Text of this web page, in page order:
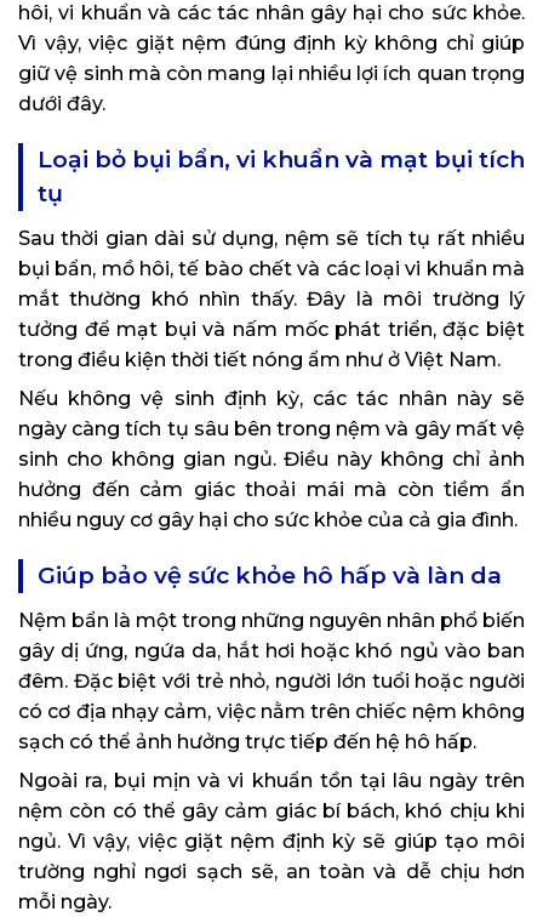
hôi, vi khuẩn và các tác nhân gây hại cho sức khỏe.
Vì vậy, việc giặt nệm đúng định kỳ không chỉ giúp
giữ vệ sinh mà còn mang lại nhiều lợi ích quan trọng
dưới đây.
Loại bỏ bụi bẩn, vi khuẩn và mạt bụi tích
tụ
Sau thời gian dài sử dụng, nệm sẽ tích tụ rất nhiều
bụi bẩn, mồ hôi, tế bào chết và các loại vi khuẩn mà
mắt thường khó nhìn thấy. Đây là môi trường lý
tưởng để mạt bụi và nấm mốc phát triển, đặc biệt
trong điều kiện thời tiết nóng ẩm như ở Việt Nam.
Nếu không vệ sinh định kỳ, các tác nhân này sẽ
ngày càng tích tụ sâu bên trong nệm và gây mất vệ
sinh cho không gian ngủ. Điều này không chỉ ảnh
hưởng đến cảm giác thoải mái mà còn tiềm ẩn
nhiều nguy cơ gây hại cho sức khỏe của cả gia đình.
Giúp bảo vệ sức khỏe hô hấp và làn da
Nệm bẩn là một trong những nguyên nhân phổ biến
gây dị ứng, ngứa da, hắt hơi hoặc khó ngủ vào ban
đêm. Đặc biệt với trẻ nhỏ, người lớn tuổi hoặc người
có cơ địa nhạy cảm, việc nằm trên chiếc nệm không
sạch có thể ảnh hưởng trực tiếp đến hệ hô hấp.
Ngoài ra, bụi mịn và vi khuẩn tồn tại lâu ngày trên
nệm còn có thể gây cảm giác bí bách, khó chịu khi
ngủ. Vì vậy, việc giặt nệm định kỳ sẽ giúp tạo môi
trường nghỉ ngơi sạch sẽ, an toàn và dễ chịu hơn
mỗi ngày.